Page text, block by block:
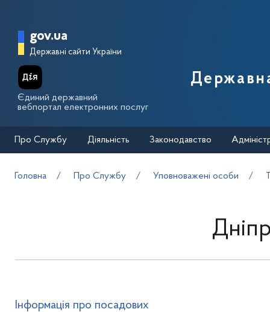
Головна сторінка Державної
gov.ua
Державні сайти України
Єдиний державний
вебпортал електронних послуг
Про Службу Діяльність Законодавство
Головна Про Службу Уповноважені особи
Інформація про посадових